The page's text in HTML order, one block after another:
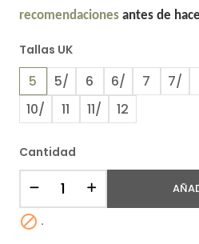
recomendacionesantes de
Tallas UK
5 5/ 6 6/ 7 7/
10/
11 11/ 12
Cantidad
 .